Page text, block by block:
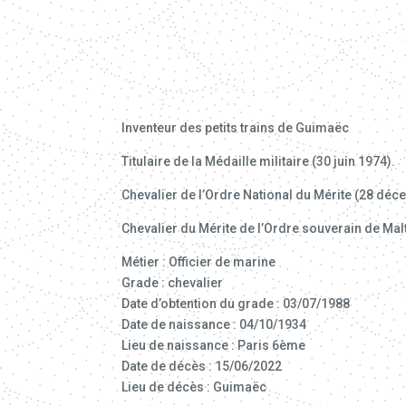
Inventeur des petits trains de Guimaëc
Titulaire de la Médaille militaire (30 juin 1974).
Chevalier de l’Ordre National du Mérite (28
Chevalier du Mérite de l’Ordre souverain de
Métier : Officier de marine
Grade : chevalier
Date d’obtention du grade : 03/07/1988
Date de naissance : 04/10/1934
Lieu de naissance : Paris 6ème
Date de décès : 15/06/2022
Lieu de décès : Guimaëc